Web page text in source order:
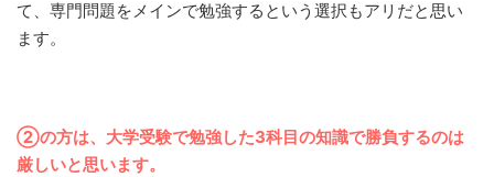
て、専門問題をメインで勉強するという選択もアリだと思い
ます。
②の方は、大学受験で勉強した3科目の知識で勝負するのは
厳しいと思います。